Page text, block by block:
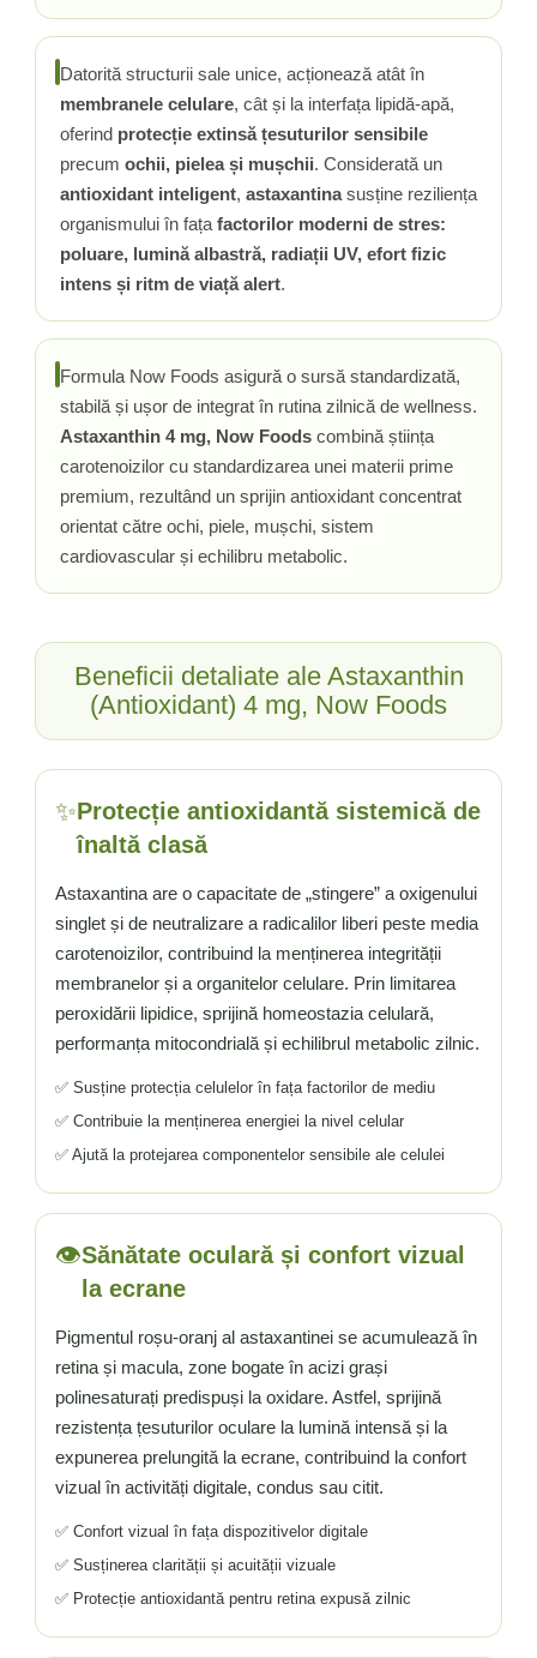
Rhodiola
Riboflavina (Vitamina B2)
Rozmarin (Rosemary)
Rutin (Vitamina P)
Reishi Ciuperca (Ganoderma)
Resveratrol
Saw Palmetto (Palmier Pitic)
Seleniu
Serapeptaza
Shiitake Mushroom
Silimarina Milk Thistle
Strontiu
Sulforafan (broccoli)
Sunatoare (St. John's Wort)
Tiamina (Vitamina B1)
Tirozina
Tribulus (Coltii Babei)
Triptofan
Turmeric (Curcumin)
Ulei de Cocos
Ulei Seminte Dovleac (Pumpkin)
Ulm Alunecos (Slippery Elm)
Urzica (Stinging Nettle)
Usturoi (Garlic)
Valeriana
Vitamina B12 (Cobalamina)
Vitamina A (Retinol)
Vitamina C
Vitamina D
Wormwood (Artemisia)
Yucca
Datorită structurii sale unice, acționează atât în
membranele celulare, cât și la interfața lipidă-apă,
oferind protecție extinsă țesuturilor sensibile
precum ochii, pielea și mușchii. Considerată un
antioxidant inteligent, astaxantinasusține reziliența
organismului în fața factorilor moderni de stres:
poluare, lumină albastră, radiații UV, efort fizic
intens și ritm de viață alert.
Formula Now Foods asigură o sursă standardizată,
stabilă și ușor de integrat în rutina zilnică de wellness.
Astaxanthin 4 mg, Now Foods combină știința
carotenoizilor cu standardizarea unei materii prime
premium, rezultând un sprijin antioxidant concentrat
orientat către ochi, piele, mușchi, sistem
cardiovascular și echilibru metabolic.
Beneficii detaliate ale Astaxanthin
(Antioxidant) 4 mg, Now Foods
✨Protecție antioxidantă sistemică de
înaltă clasă
Astaxantina are o capacitate de „stingere” a oxigenului
singlet și de neutralizare a radicalilor liberi peste media
carotenoizilor, contribuind la menținerea integrității
membranelor și a organitelor celulare. Prin limitarea
peroxidării lipidice, sprijină homeostazia celulară,
performanța mitocondrială și echilibrul metabolic zilnic.
✅ Susține protecția celulelor în fața factorilor de mediu
✅ Contribuie la menținerea energiei la nivel celular
✅ Ajută la protejarea componentelor sensibile ale celulei
👁️Sănătate oculară și confort vizual
la ecrane
Pigmentul roșu-oranj al astaxantinei se acumulează în
retina și macula, zone bogate în acizi grași
polinesaturați predispuși la oxidare. Astfel, sprijină
rezistența țesuturilor oculare la lumină intensă și la
expunerea prelungită la ecrane, contribuind la confort
vizual în activități digitale, condus sau citit.
✅ Confort vizual în fața dispozitivelor digitale
✅ Susținerea clarității și acuității vizuale
✅ Protecție antioxidantă pentru retina expusă zilnic